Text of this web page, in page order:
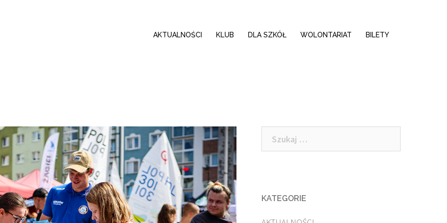
AKTUALNOŚCI KLUB DLA SZKÓŁ WOLONTARIAT BILETY
Szukaj:
KATEGORIE